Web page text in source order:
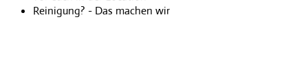
Reinigung? - Das machen wir